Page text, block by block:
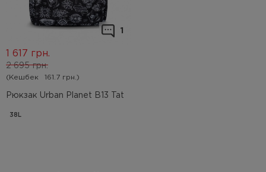
1
Рюкзак Urban Planet B13 Tat
2 695 грн.
1 617 грн.
(Кешбек 161.7 грн.)
38L